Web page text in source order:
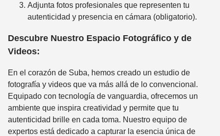
Adjunta fotos profesionales que representen tu
autenticidad y presencia en cámara (obligatorio).
Descubre Nuestro Espacio Fotográfico y de
Videos:
En el corazón de Suba, hemos creado un estudio de
fotografía y videos que va más allá de lo convencional.
Equipado con tecnología de vanguardia, ofrecemos un
ambiente que inspira creatividad y permite que tu
autenticidad brille en cada toma. Nuestro equipo de
expertos está dedicado a capturar la esencia única de